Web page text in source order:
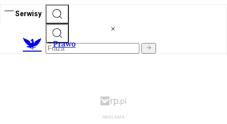
Serwisy
Prawo